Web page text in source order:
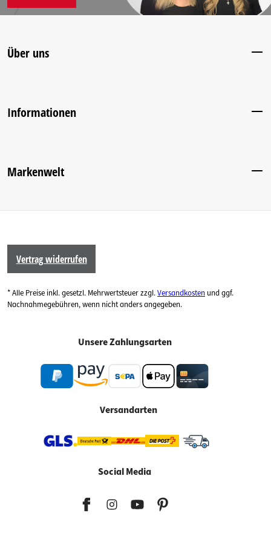
Über uns
Informationen
Markenwelt
Vertrag widerrufen
* Alle Preise inkl. gesetzl. Mehrwertsteuer zzgl.Versandkosten und ggf.
Nachnahmegebühren, wenn nicht anders angegeben.
Unsere Zahlungsarten
Versandarten
Social Media